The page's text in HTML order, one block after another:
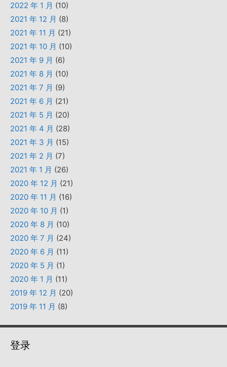
2022 年 1 月 (10)
2021 年 12 月 (8)
2021 年 11 月 (21)
2021 年 10 月 (10)
2021 年 9 月 (6)
2021 年 8 月 (10)
2021 年 7 月 (9)
2021 年 6 月 (21)
2021 年 5 月 (20)
2021 年 4 月 (28)
2021 年 3 月 (15)
2021 年 2 月 (7)
2021 年 1 月 (26)
2020 年 12 月 (21)
2020 年 11 月 (16)
2020 年 10 月 (1)
2020 年 8 月 (10)
2020 年 7 月 (24)
2020 年 6 月 (11)
2020 年 5 月 (1)
2020 年 1 月 (11)
2019 年 12 月 (20)
2019 年 11 月 (8)
登录